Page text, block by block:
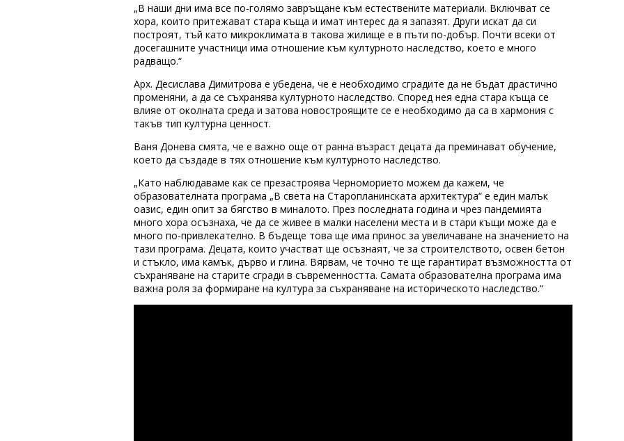
„В наши дни има все по-голямо завръщане към естествените материали. Включват се
хора, които притежават стара къща и имат интерес да я запазят. Други искат да си
построят, тъй като микроклимата в такова жилище е в пъти по-добър. Почти всеки от
досегашните участници има отношение към културното наследство, което е много
радващо.“
Арх. Десислава Димитрова е убедена, че е необходимо сградите да не бъдат драстично
променяни, а да се съхранява културното наследство. Според нея една стара къща се
влияе от околната среда и затова новостроящите се е необходимо да са в хармония с
такъв тип културна ценност.
Ваня Донева смята, че е важно още от ранна възраст децата да преминават обучение,
което да създаде в тях отношение към културното наследство.
„Като наблюдаваме как се презастроява Черноморието можем да кажем, че
образователната програма „В света на Старопланинската архитектура“ е един малък
оазис, един опит за бягство в миналото. През последната година и чрез пандемията
много хора осъзнаха, че да се живее в малки населени места и в стари къщи може да е
много по-привлекателно. В бъдеще това ще има принос за увеличаване на значението на
тази програма. Децата, които участват ще осъзнаят, че за строителството, освен бетон
и стъкло, има камък, дърво и глина. Вярвам, че точно те ще гарантират възможността от
съхраняване на старите сгради в съвременността. Самата образователна програма има
важна роля за формиране на култура за съхраняване на историческото наследство.“